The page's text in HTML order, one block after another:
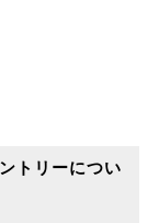
トリーについ